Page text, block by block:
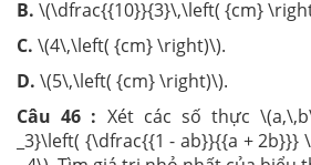
B. \(\dfrac{{10}}{3}\,\left( {cm}
C. \(4\,\left( {cm} \right)\).
D. \(5\,\left( {cm} \right)\).
Câu 46 : Xét các số thực
_3}\left( {\dfrac{{1 - ab}}{{a + 2b}}}